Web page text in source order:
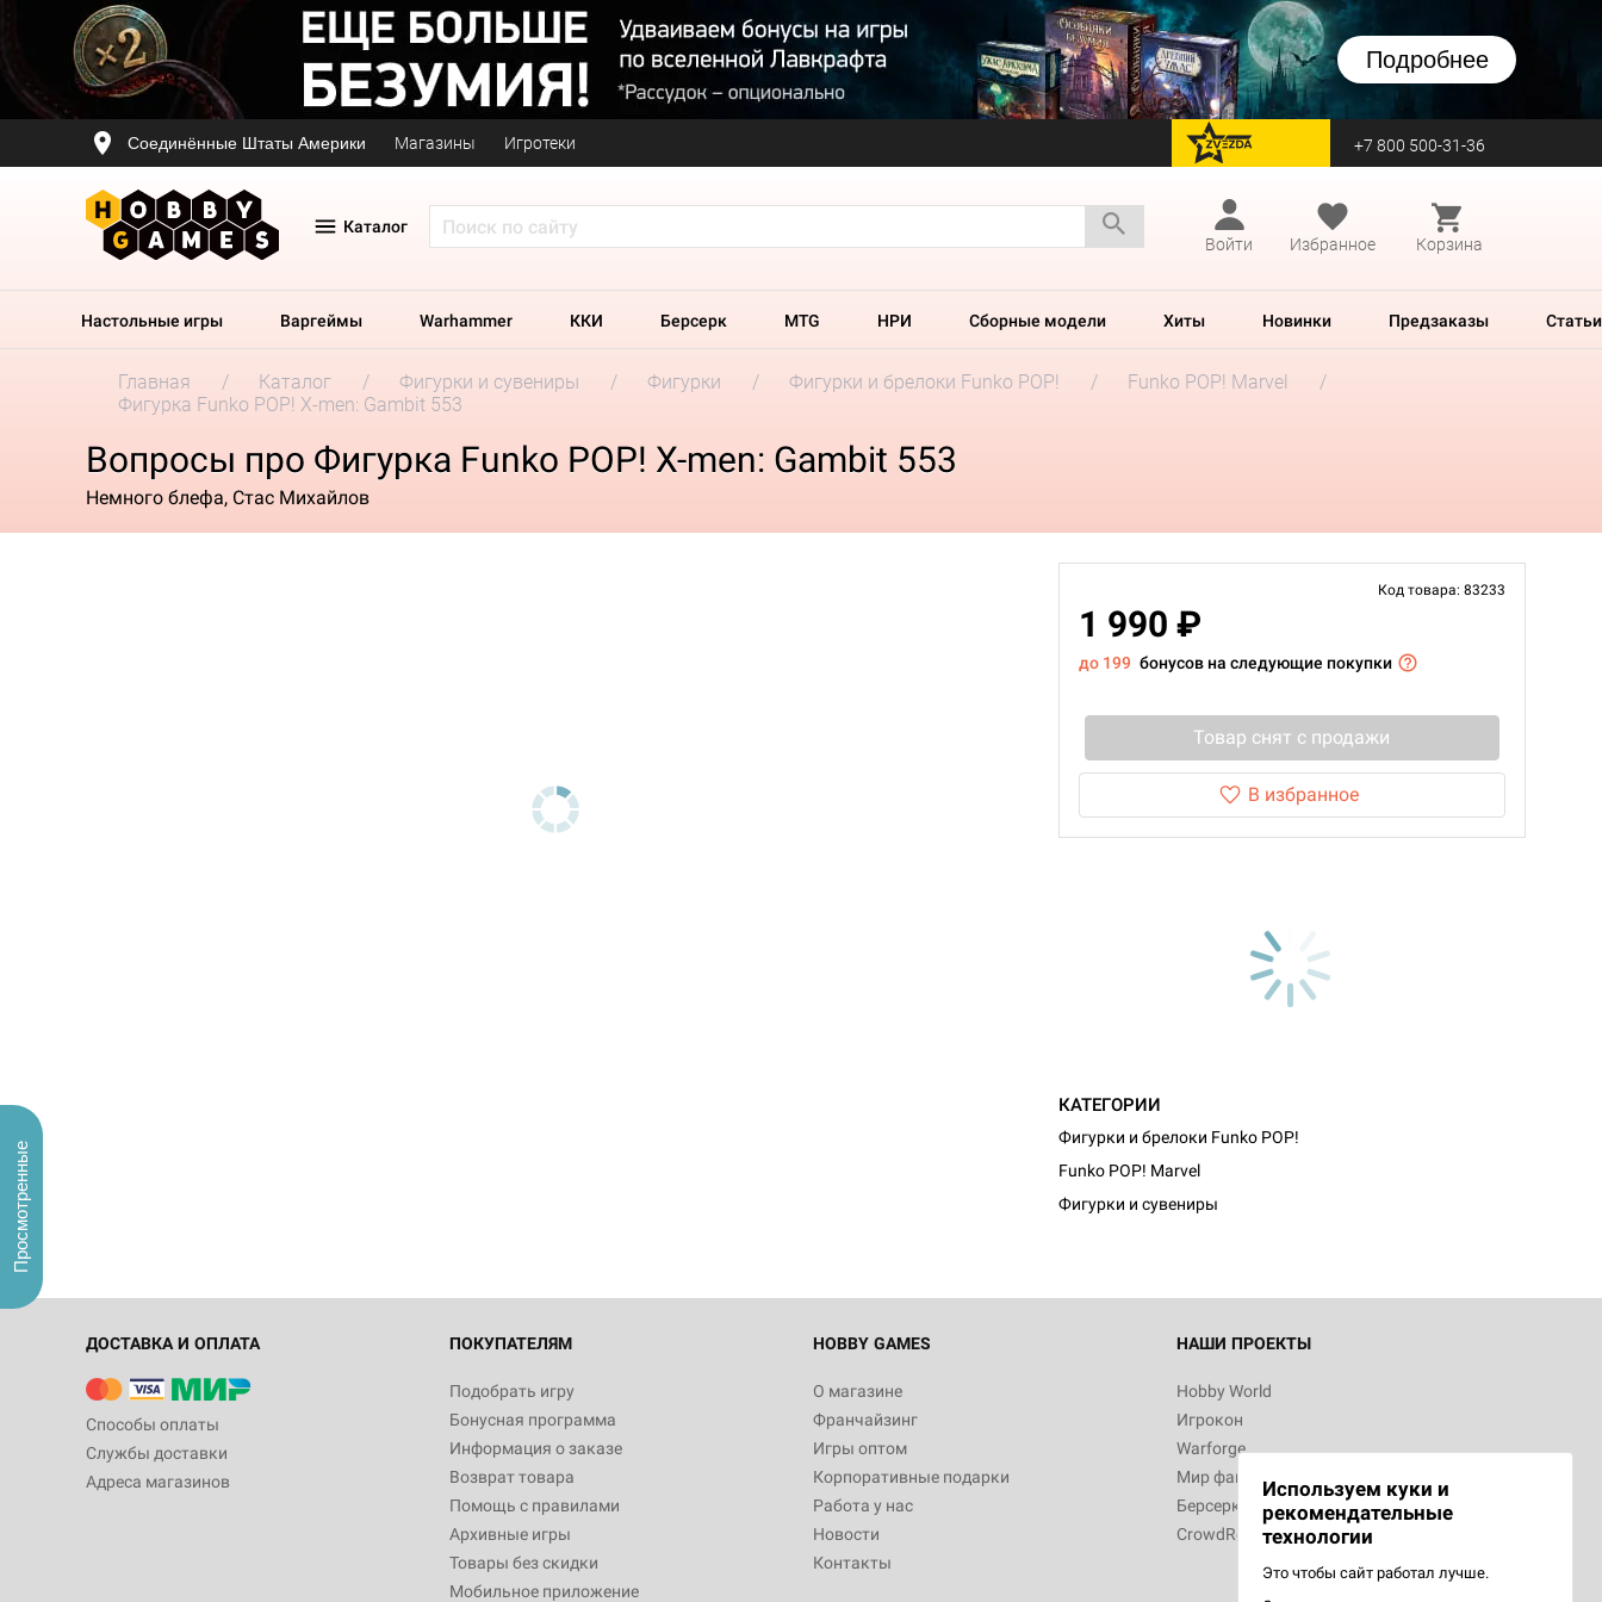
Подробнее
Соединённые Штаты Америки Магазины Игротеки перейти на Zvezda +7 800 500-31-36
Каталог
Войти
Избранное Корзина
Настольные игры Варгеймы Warhammer ККИ Берсерк MTG НРИ Сборные модели Хиты Новинки Предзаказы Статьи
Главная Каталог Фигурки и сувениры Фигурки Фигурки и брелоки Funko POP!
Funko POP! Marvel
Фигурка Funko POP! X-men: Gambit 553
Вопросы про Фигурка Funko POP! X-men: Gambit 553
Немного блефа, Стас Михайлов
Код товара: 83233
1 990 ₽
до 199 бонусов на следующие покупки
Товар снят с продажи
В избранное
КАТЕГОРИИ
Фигурки и брелоки Funko POP!
Funko POP! Marvel
Фигурки и сувениры
ДОСТАВКА И ОПЛАТА
Способы оплаты
Службы доставки
Адреса магазинов
ПОКУПАТЕЛЯМ
Подобрать игру
Бонусная программа
Информация о заказе
Возврат товара
Помощь с правилами
Архивные игры
Товары без скидки
Мобильное приложение
HOBBY GAMES
О магазине
Франчайзинг
Игры оптом
Корпоративные подарки
Работа у нас
Новости
Контакты
НАШИ ПРОЕКТЫ
Hobby World
Игрокон
Warforge
Мир фантастики
Берсерк
CrowdRepublic
Используем куки и
рекомендательные
технологии
Это чтобы сайт работал лучше.
Просмотренные
Белая смерть
12 990
Настольная игра Hobby World Ужас
3 490